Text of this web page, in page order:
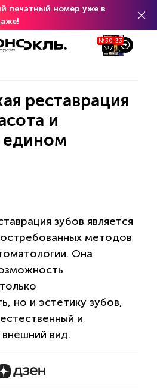
печатный номер уже в
№30-33
№7
реставрация
и
едином
зубов является
методов
Она
но и эстетику зубов,
и
вид.